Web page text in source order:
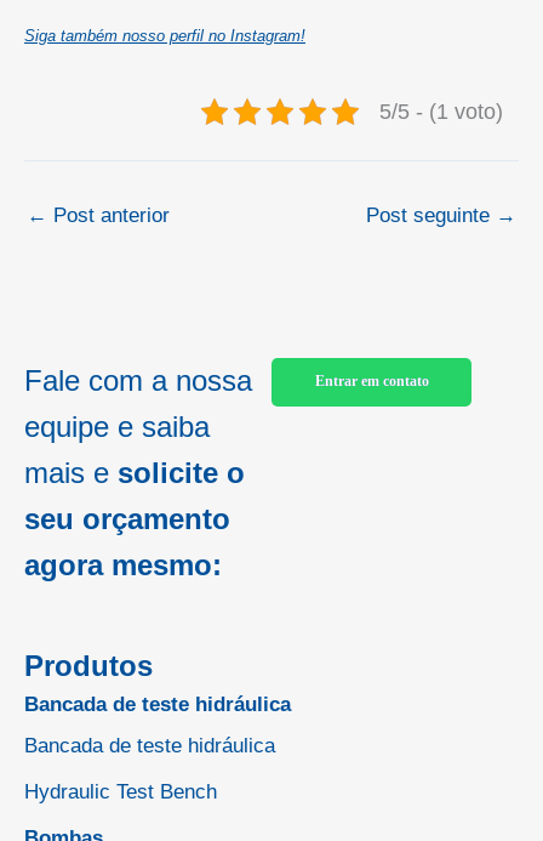
Siga também nosso perfil no Instagram!
5/5 - (1 voto)
← Post anterior Post seguinte →
Fale com a nossa
equipe e saiba
mais e solicite o
seu orçamento
agora mesmo:
Entrar em contato
Produtos
Bancada de teste hidráulica
Bancada de teste hidráulica
Hydraulic Test Bench